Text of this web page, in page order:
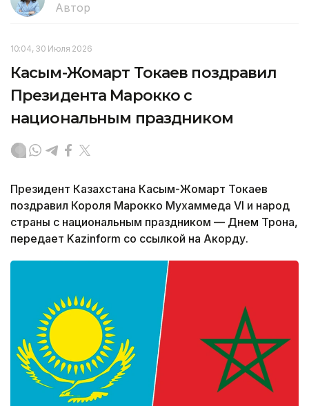
Автор
10:04, 30 Июля 2026
Касым-Жомарт Токаев поздравил
Президента Марокко с
национальным праздником
Президент Казахстана Касым-Жомарт Токаев
поздравил Короля Марокко Мухаммеда VI и народ
страны с национальным праздником — Днем Трона,
передает Kazinform со ссылкой на Акорду.